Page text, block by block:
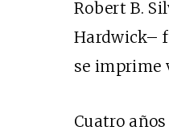
Robert B.
Hardwick–
se imprime
Cuatro